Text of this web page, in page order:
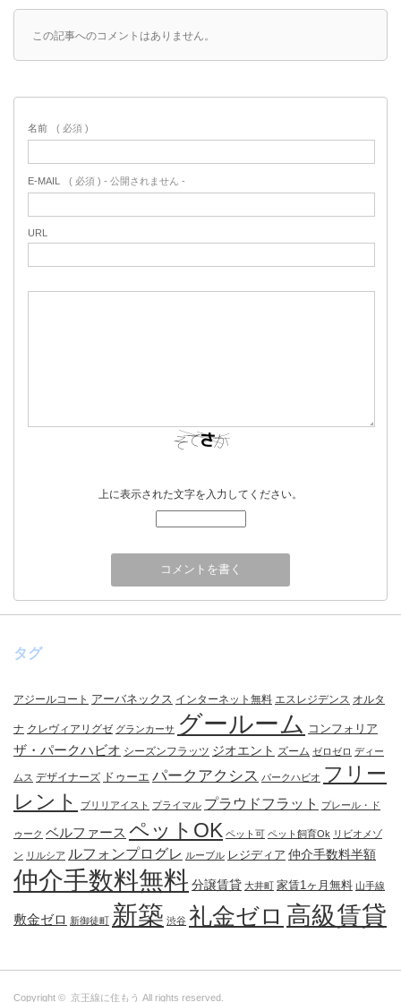
この記事へのコメントはありません。
名前 ( 必須 )
E-MAIL ( 必須 ) - 公開されません -
URL
上に表示された文字を入力してください。
タグ
アジールコート アーバネックス インターネット無料 エスレジデンス オルタ
ナ クレヴィアリグゼ グランカーサ グールーム コンフォリア
ザ・パークハビオ シーズンフラッツ ジオエント ズーム ゼロゼロ ディー
ムス デザイナーズ ドゥーエ パークアクシス パークハビオ フリー
レント
ブリリアイスト プライマル プラウドフラット プレール・ド
ゥーク ベルファース ペットOK ペット可 ペット飼育Ok リビオメゾ
ン リルシア ルフォンプログレ ルーブル レジディア 仲介手数料半額
仲介手数料無料 分譲賃貸 大井町 家賃1ヶ月無料 山手線
敷金ゼロ 新御徒町 新築 渋谷 礼金ゼロ 高級賃貸
Copyright © 京王線に住もう All rights reserved.